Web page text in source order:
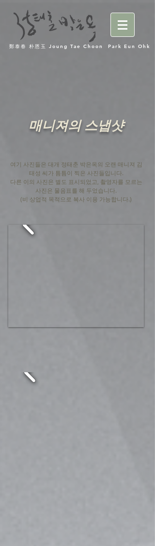
鄭泰春 朴恩玉 Joung Tae Choon Park Eun Ohk
매니져의 스냅샷
여기 사진들은 대개 정태춘 박은옥의 오랜 매니져 김
태성 씨가 틈틈이 찍은 사진들입니다.
다른 이의 사진은 별도 표시되었고, 촬영자를 모르는
사진은 물음표를 해 두었습니다.
(비 상업적 목적으로 복사 이용 가능합니다.)